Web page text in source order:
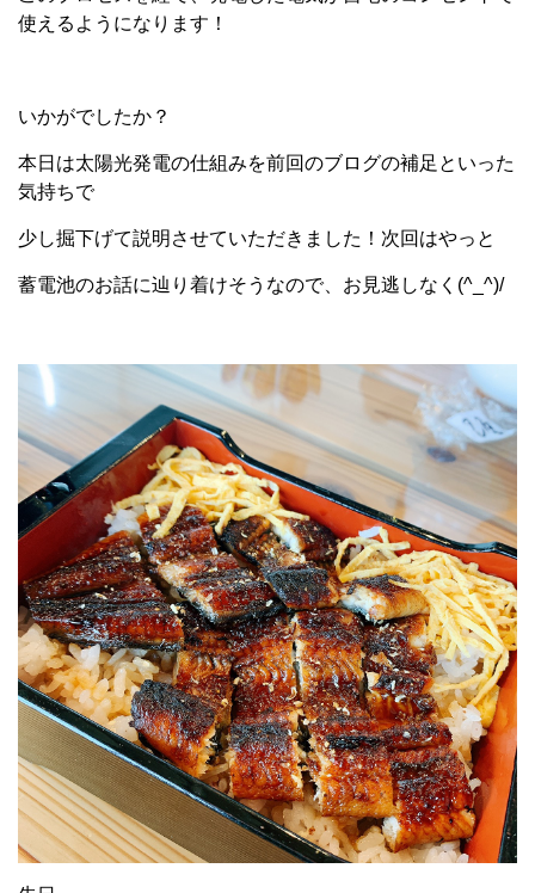
使えるようになります！
いかがでしたか？
本日は太陽光発電の仕組みを前回のブログの補足といった
気持ちで
少し掘下げて説明させていただきました！次回はやっと
蓄電池のお話に辿り着けそうなので、お見逃しなく(^_^)/